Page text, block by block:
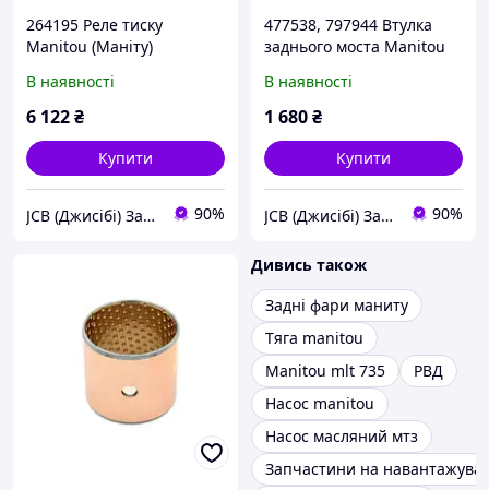
264195 Реле тиску
Manitou (Маніту)
В наявності
6 122₴
Купити
JCB (Джисібі) Запчастини - Сервіс - Ремонт спецтехніки 90%
477538, 797944 Втулка
заднього моста Manitou
В наявності
1 680₴
Купити
JCB (Джисібі) Запчастини - Сервіс - Ремонт спецтехніки 90%
Дивись також
Задні фари маниту
Тяга manitou
Manitou mlt 735
РВД
Насос manitou
Насос масляний мтз
Запчастини на